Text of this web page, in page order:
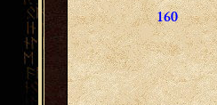
160